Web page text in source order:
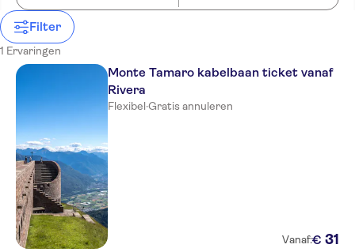
Kabelbaan
In de vrije natuur
Filter
1 Ervaringen
Monte Tamaro kabelbaan ticket vanaf
Rivera
Flexibel·Gratis annuleren
Vanaf:€ 31